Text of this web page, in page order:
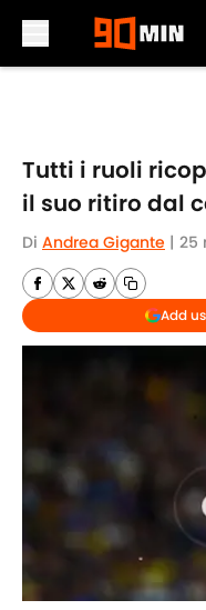
Tutti i ruoli
il suo ritiro dal
Di Andrea Gigante | 25
Add